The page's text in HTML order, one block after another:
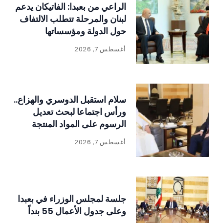
الراعي من بعبدا: الفاتيكان يدعم
لبنان والمرحلة تتطلب الالتفاف
حول الدولة ومؤسساتها
أغسطس 7, 2026
سلام استقبل الدوسري والهزاع..
ورأس اجتماعا لبحث تعديل
الرسوم على المواد المنتجة
للنفايات
أغسطس 7, 2026
جلسة لمجلس الوزراء في بعبدا
وعلى جدول الأعمال 55 بنداً